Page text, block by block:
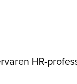
HR-